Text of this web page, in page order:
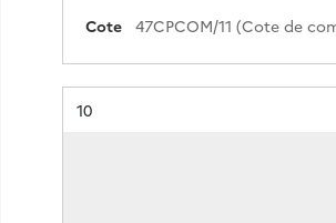
Cote
47CPCOM/11 (Cote de
Résultat n°
10